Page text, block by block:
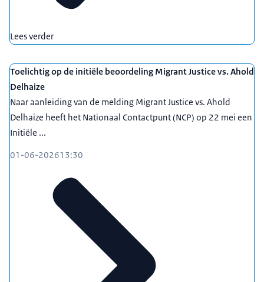
Lees verder
Toelichtig op de initiële beoordeling Migrant Justice vs. Ahold
Delhaize
Naar aanleiding van de melding Migrant Justice vs. Ahold
Delhaize heeft het Nationaal Contactpunt (NCP) op 22 mei een
Initiële ...
01-06-202613:30